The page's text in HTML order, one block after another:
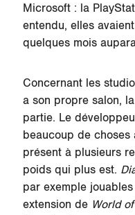
Microsoft : la
entendu, elles
quelques mois
Concernant les
a son propre salon,
partie. Le
beaucoup de choses
présent à plusieurs
poids qui plus est.
par exemple
extension de World